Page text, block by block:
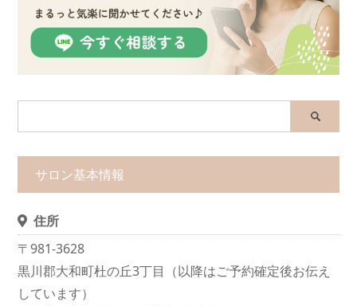
サロン基本情報
住所
〒981-3628
黒川郡大和町杜の丘3丁目（以降はご予約確定後お伝え
しています）